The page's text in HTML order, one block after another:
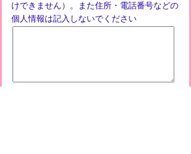
けできません）。また住所・電話番号などの
個人情報は記入しないでください